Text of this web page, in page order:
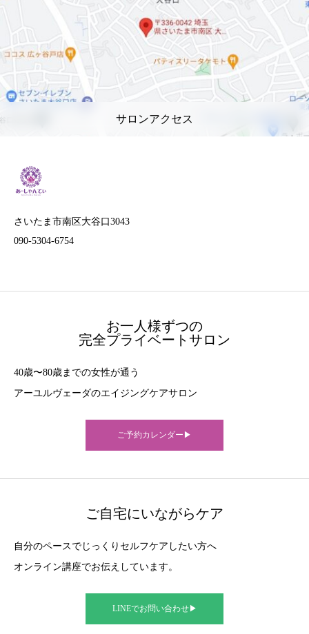
サロンアクセス
さいたま市南区大谷口3043
090-5304-6754
お一人様ずつの
完全プライベートサロン
40歳〜80歳までの女性が通う
アーユルヴェーダのエイジングケアサロン
ご予約カレンダー▶︎
ご自宅にいながらケア
自分のペースでじっくりセルフケアしたい方へ
オンライン講座でお伝えしています。
LINEでお問い合わせ▶︎